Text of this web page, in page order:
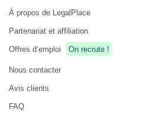
À propos de LegalPlace
Partenariat et affiliation
Offres d’emploi
On recrute !
Nous contacter
Avis clients
FAQ